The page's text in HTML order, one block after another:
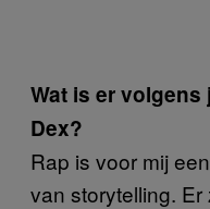
Wat is er
Dex?
Rap is voor mij
van storytelling.